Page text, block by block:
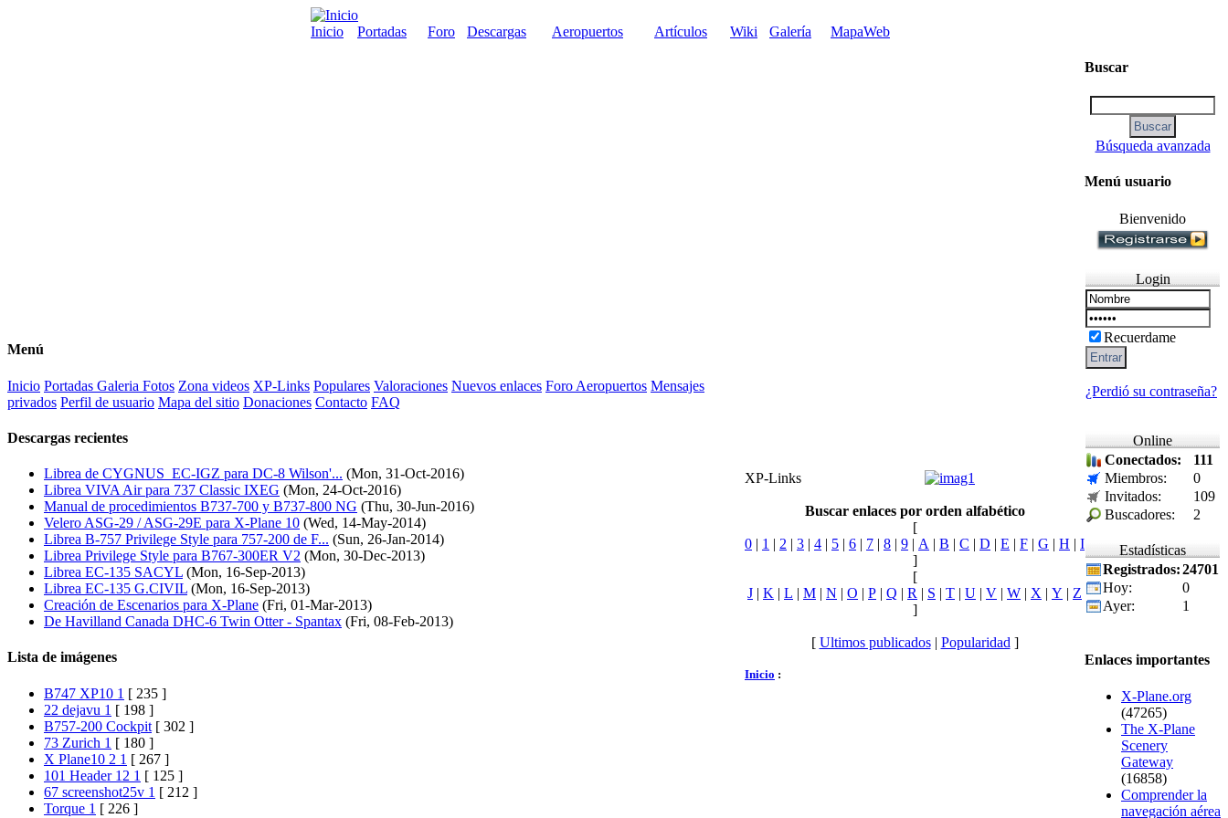
Inicio Portadas Foro Descargas Aeropuertos Artículos Wiki Galería MapaWeb
Menú
Inicio Portadas Galeria Fotos Zona videos XP-Links Populares Valoraciones Nuevos enlaces Foro Aeropuertos Mensajes
privados Perfil de usuario Mapa del sitio Donaciones Contacto FAQ
Descargas recientes
Librea de CYGNUS_EC-IGZ para DC-8 Wilson'... (Mon, 31-Oct-2016)
Librea VIVA Air para 737 Classic IXEG (Mon, 24-Oct-2016)
Manual de procedimientos B737-700 y B737-800 NG (Thu, 30-Jun-2016)
Velero ASG-29 / ASG-29E para X-Plane 10 (Wed, 14-May-2014)
Librea B-757 Privilege Style para 757-200 de F... (Sun, 26-Jan-2014)
Librea Privilege Style para B767-300ER V2 (Mon, 30-Dec-2013)
Librea EC-135 SACYL (Mon, 16-Sep-2013)
Librea EC-135 G.CIVIL (Mon, 16-Sep-2013)
Creación de Escenarios para X-Plane (Fri, 01-Mar-2013)
De Havilland Canada DHC-6 Twin Otter - Spantax (Fri, 08-Feb-2013)
Lista de imágenes
B747 XP10 1 [ 235 ]
22 dejavu 1 [ 198 ]
B757-200 Cockpit [ 302 ]
73 Zurich 1 [ 180 ]
X Plane10 2 1 [ 267 ]
101 Header 12 1 [ 125 ]
67 screenshot25v 1 [ 212 ]
Torque 1 [ 226 ]
XP-Links
Buscar enlaces por orden alfabético
[
0 | 1 | 2 | 3 | 4 | 5 | 6 | 7 | 8 | 9 | A | B | C | D | E | F | G | H | I
]
[
J | K | L | M | N | O | P | Q | R | S | T | U | V | W | X | Y | Z
]
[ Ultimos publicados| Popularidad ]
Inicio :
Buscar
Búsqueda avanzada
Menú usuario
Bienvenido
Login
Recuerdame
¿Perdió su contraseña?
Online
Conectados:
111
Miembros:
0
Invitados:
109
Buscadores:
2
Estadísticas
Registrados:24701
Hoy:
0
Ayer:
1
Enlaces importantes
X-Plane.org
(47265)
The X-Plane
Scenery
Gateway
(16858)
Comprender la
navegación aérea